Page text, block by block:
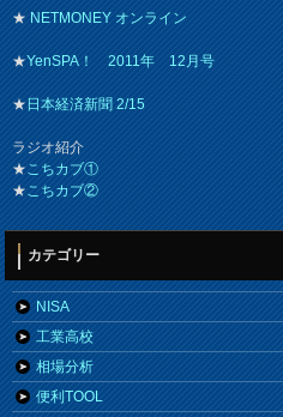
★NETMONEY オンライン
★YenSPA！ 2011年 12月号
★日本経済新聞 2/15
ラジオ紹介
★こちカブ①
★こちカブ②
カテゴリー
NISA
工業高校
相場分析
便利TOOL